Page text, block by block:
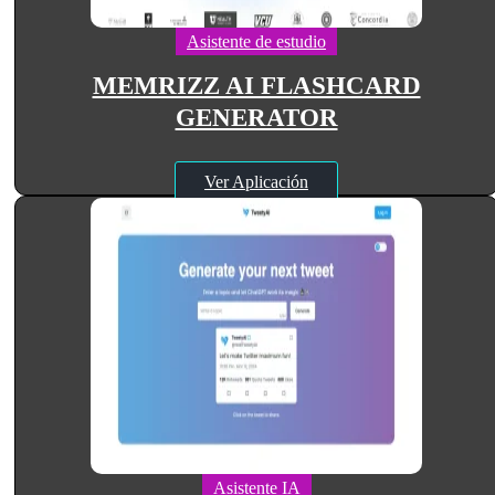
Asistente de estudio
MEMRIZZ AI FLASHCARD
GENERATOR
Ver Aplicación
Asistente IA